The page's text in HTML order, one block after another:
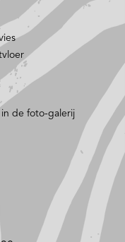
de foto-galerij